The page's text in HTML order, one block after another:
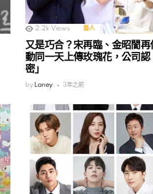
2.2k Views 藝人
又是巧合？宋再臨、金昭誾
動同一天上傳玫瑰花，公司認
密」
by Laney 3年之前